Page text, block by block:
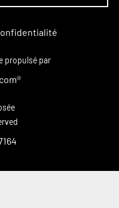
propulsé par